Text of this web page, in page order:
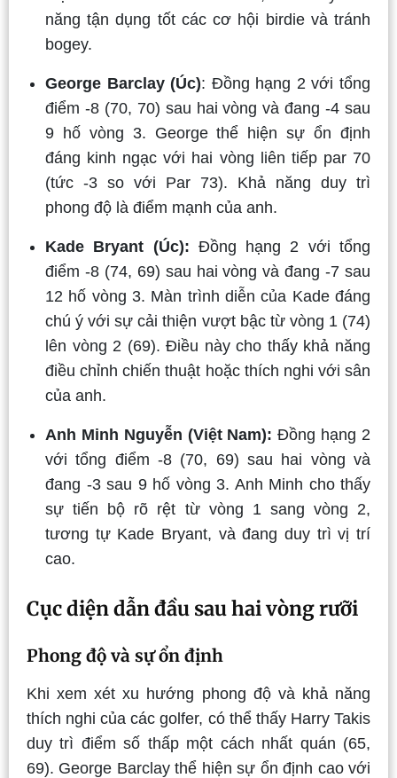
năng tận dụng tốt các cơ hội birdie và tránh
bogey.
George Barclay (Úc): Đồng hạng 2 với tổng
điểm -8 (70, 70) sau hai vòng và đang -4 sau
9 hố vòng 3. George thể hiện sự ổn định
đáng kinh ngạc với hai vòng liên tiếp par 70
(tức -3 so với Par 73). Khả năng duy trì
phong độ là điểm mạnh của anh.
Kade Bryant (Úc): Đồng hạng 2 với tổng
điểm -8 (74, 69) sau hai vòng và đang -7 sau
12 hố vòng 3. Màn trình diễn của Kade đáng
chú ý với sự cải thiện vượt bậc từ vòng 1 (74)
lên vòng 2 (69). Điều này cho thấy khả năng
điều chỉnh chiến thuật hoặc thích nghi với sân
của anh.
Anh Minh Nguyễn (Việt Nam):Đồng hạng 2
với tổng điểm -8 (70, 69) sau hai vòng và
đang -3 sau 9 hố vòng 3. Anh Minh cho thấy
sự tiến bộ rõ rệt từ vòng 1 sang vòng 2,
tương tự Kade Bryant, và đang duy trì vị trí
cao.
Cục diện dẫn đầu sau hai vòng rưỡi
Phong độ và sự ổn định
Khi xem xét xu hướng phong độ và khả năng
thích nghi của các golfer, có thể thấy Harry Takis
duy trì điểm số thấp một cách nhất quán (65,
69). George Barclay thể hiện sự ổn định cao với